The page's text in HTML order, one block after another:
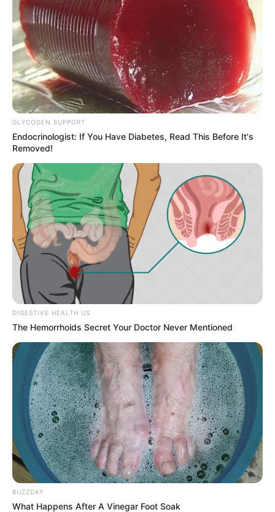
GLYCOGEN SUPPORT
Endocrinologist: If You Have Diabetes, Read This Before It's
Removed!
DIGESTIVE HEALTH US
The Hemorrhoids Secret Your Doctor Never Mentioned
BUZZDAY
What Happens After A Vinegar Foot Soak